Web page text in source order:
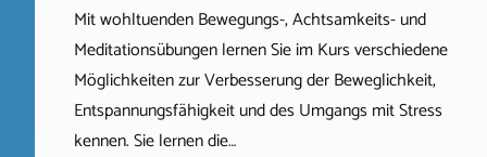
Mit wohltuenden Bewegungs-, Achtsamkeits- und
Meditationsübungen lernen Sie im Kurs verschiedene
Möglichkeiten zur Verbesserung der Beweglichkeit,
Entspannungsfähigkeit und des Umgangs mit Stress
kennen. Sie lernen die…